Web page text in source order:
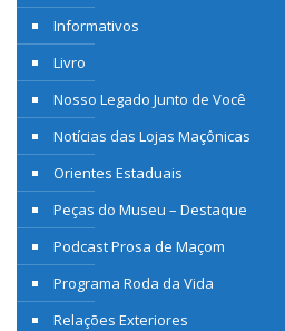
Informativos
Livro
Nosso Legado Junto de Você
Notícias das Lojas Maçônicas
Orientes Estaduais
Peças do Museu – Destaque
Podcast Prosa de Maçom
Programa Roda da Vida
Relações Exteriores